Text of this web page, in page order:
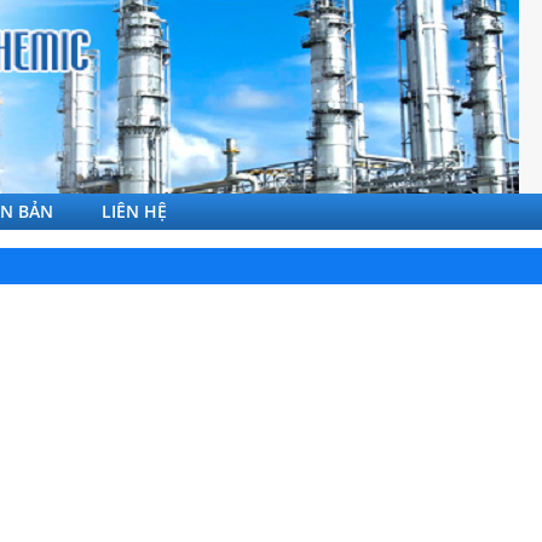
BẢN LIÊN HỆ